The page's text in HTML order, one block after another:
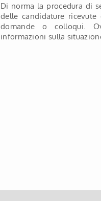
Di norma la procedura di
delle candidature
domande o colloqui.
informazioni sulla